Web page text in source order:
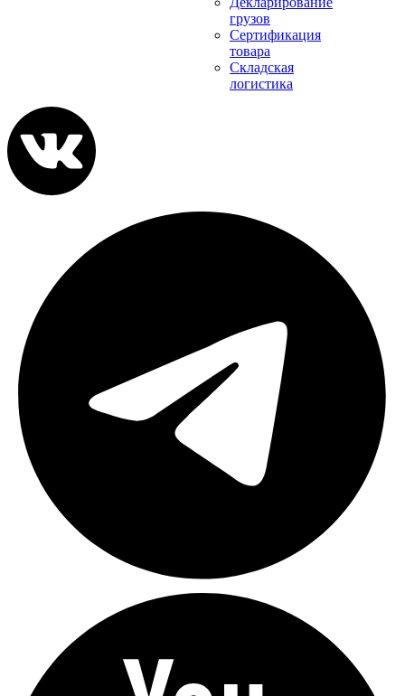
грузов
Сертификация
товара
Складская
логистика